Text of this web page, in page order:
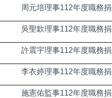
周元培理事112年度職務
吳聖欽理事112年度職務
許震宇理事112年度職務
李衣婷理事112年度職務
施憲佑監事112年度職務